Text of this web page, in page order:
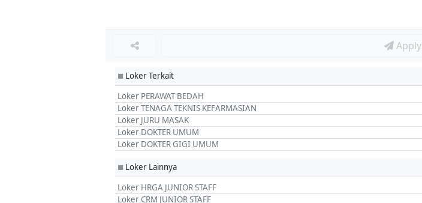
Apply
■ Loker Terkait
Loker PERAWAT BEDAH
Loker TENAGA TEKNIS KEFARMASIAN
Loker JURU MASAK
Loker DOKTER UMUM
Loker DOKTER GIGI UMUM
■ Loker Lainnya
Loker HRGA JUNIOR STAFF
Loker CRM JUNIOR STAFF